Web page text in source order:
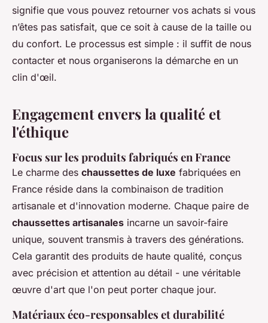
signifie que vous pouvez retourner vos achats si vous
n’êtes pas satisfait, que ce soit à cause de la taille ou
du confort. Le processus est simple : il suffit de nous
contacter et nous organiserons la démarche en un
clin d'œil.
Engagement envers la qualité et
l'éthique
Focus sur les produits fabriqués en France
Le charme des chaussettes de luxe fabriquées en
France réside dans la combinaison de tradition
artisanale et d'innovation moderne. Chaque paire de
chaussettes artisanales incarne un savoir-faire
unique, souvent transmis à travers des générations.
Cela garantit des produits de haute qualité, conçus
avec précision et attention au détail - une véritable
œuvre d'art que l'on peut porter chaque jour.
Matériaux éco-responsables et durabilité